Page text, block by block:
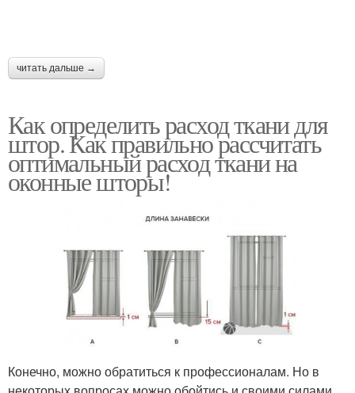
читать дальше →
Как определить расход ткани для
штор. Как правильно рассчитать
оптимальный расход ткани на
оконные шторы!
Конечно, можно обратиться к профессионалам. Но в